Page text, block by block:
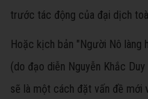
trước tác động của đại dịch
Hoặc kịch bản "Người Nô làng
(do đạo diễn Nguyễn Khắc
sẽ là một cách đặt vấn đề mới